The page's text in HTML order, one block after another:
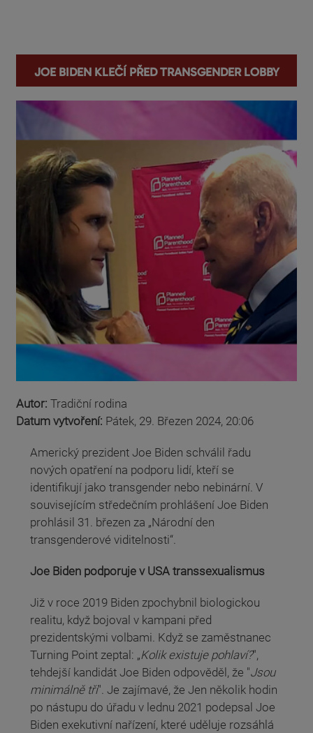
Joe Biden klečí před transgender lobby
Autor: Tradiční rodina
Datum vytvoření: Pátek, 29. Březen 2024, 20:06
Americký prezident Joe Biden schválil řadu
nových opatření na podporu lidí, kteří se
identifikují jako transgender nebo nebinární. V
souvisejícím středečním prohlášení Joe Biden
prohlásil 31. březen za „Národní den
transgenderové viditelnosti“.
Joe Biden podporuje v USA transsexualismus
Již v roce 2019 Biden zpochybnil biologickou
realitu, když bojoval v kampani před
prezidentskými volbami. Když se zaměstnanec
Turning Point zeptal: „Kolik existuje pohlaví?",
tehdejší kandidát Joe Biden odpověděl, že "Jsou
minimálně tři". Je zajímavé, že Jen několik hodin
po nástupu do úřadu v lednu 2021 podepsal Joe
Biden exekutivní nařízení, které uděluje rozsáhlá